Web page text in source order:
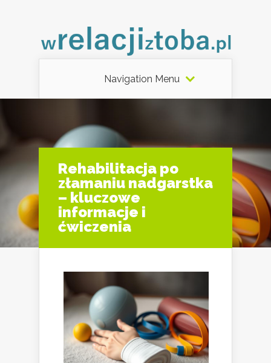
Navigation Menu
Rehabilitacja po
złamaniu nadgarstka
– kluczowe
informacje i
ćwiczenia